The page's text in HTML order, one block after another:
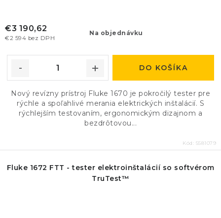
Na objednávku
€2 594 bez DPH
€3 190,62
DO KOŠÍKA
Nový revízny prístroj Fluke 1670 je pokročilý tester pre
rýchle a spoľahlivé merania elektrických inštalácií. S
rýchlejším testovaním, ergonomickým dizajnom a
bezdrôtovou...
Kód: 5581079
Fluke 1672 FTT - tester elektroinštalácií so softvérom
TruTest™